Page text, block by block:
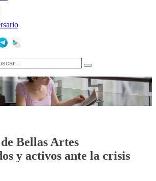
Bellas Artes
y activos ante la crisis